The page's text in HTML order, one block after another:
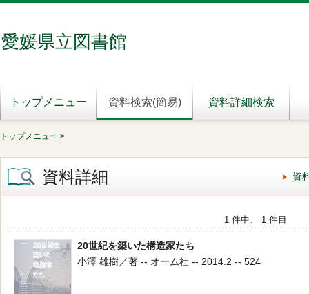
愛媛県立図書館
トップメニュー 資料検索(簡易) 資料詳細検索
トップメニュー >
資料詳細 資
1 件中、 1 件目
20世紀を築いた構造家たち
小澤 雄樹／著 -- オーム社 -- 2014.2 -- 524